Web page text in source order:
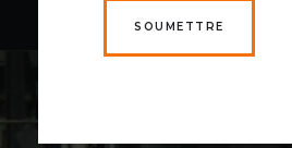
SOUMETTRE